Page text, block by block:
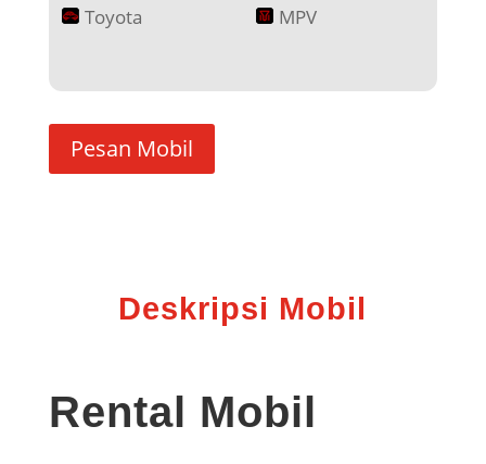
Toyota MPV
Pesan Mobil
Deskripsi Mobil
Rental Mobil